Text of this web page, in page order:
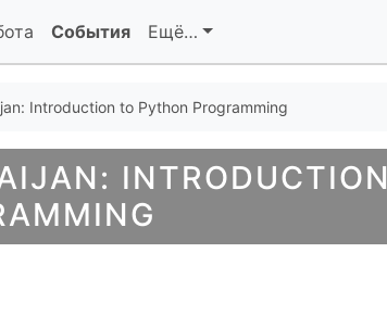
События Ещё…
Introduction to Python Programming
INTRODUCTION